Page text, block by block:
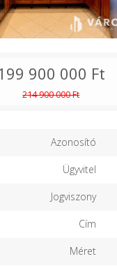
900 000 Ft
214 900 000 Ft
Azonosító
Ügyvitel
Jogviszony
Cím
Méret